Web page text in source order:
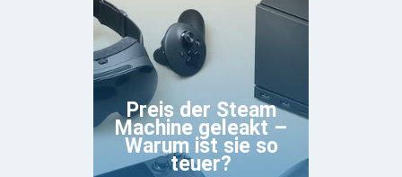
Preis der Steam
Machine geleakt –
Warum ist sie so
teuer?